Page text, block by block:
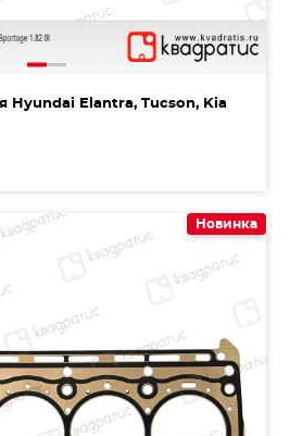
Hyundai Elantra, Tucson, Kia
Новинка